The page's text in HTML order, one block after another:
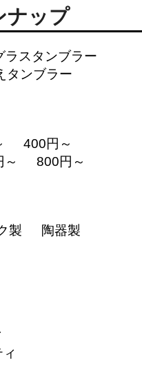
ナップ
ラスタンブラー
タンブラー
400円～
～
800円～
製
陶器製